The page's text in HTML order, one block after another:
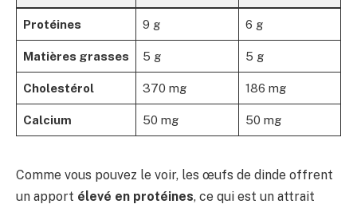
Protéines 9 g 6 g
Matières grasses 5 g 5 g
Cholestérol 370 mg 186 mg
Calcium 50 mg 50 mg
Comme vous pouvez le voir, les œufs de dinde offrent
un apport élevé en protéines, ce qui est un attrait